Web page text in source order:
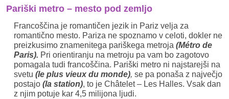
Pariški metro – mesto pod zemljo
Francoščina je romantičen jezik in Pariz velja za
romantično mesto. Pariza ne spoznamo v celoti, dokler ne
preizkusimo znamenitega pariškega metroja (Métro de
Paris). Pri orientiranju na metroju pa vam bo zagotovo
pomagala tudi francoščina. Pariški metro ni najstarejši na
svetu (le plus vieux du monde), se pa ponaša z največjo
postajo (la station), to je Châtelet – Les Halles. Vsak dan
z njim potuje kar 4,5 milijona ljudi.